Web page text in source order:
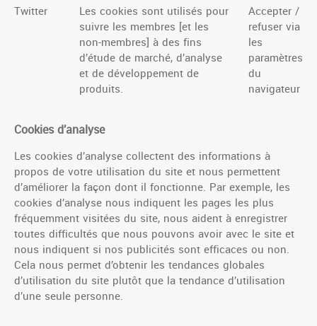
Twitter
Les cookies sont utilisés pour
suivre les membres [et les
non-membres] à des fins
d’étude de marché, d’analyse
et de développement de
produits.
Accepter /
refuser via
les
paramètres
du
navigateur
Cookies d’analyse
Les cookies d’analyse collectent des informations à
propos de votre utilisation du site et nous permettent
d’améliorer la façon dont il fonctionne. Par exemple, les
cookies d’analyse nous indiquent les pages les plus
fréquemment visitées du site, nous aident à enregistrer
toutes difficultés que nous pouvons avoir avec le site et
nous indiquent si nos publicités sont efficaces ou non.
Cela nous permet d’obtenir les tendances globales
d’utilisation du site plutôt que la tendance d’utilisation
d’une seule personne.